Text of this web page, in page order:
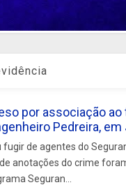
por associação ao
Pedreira, em
de agentes do
anotações do crime
Seguran...